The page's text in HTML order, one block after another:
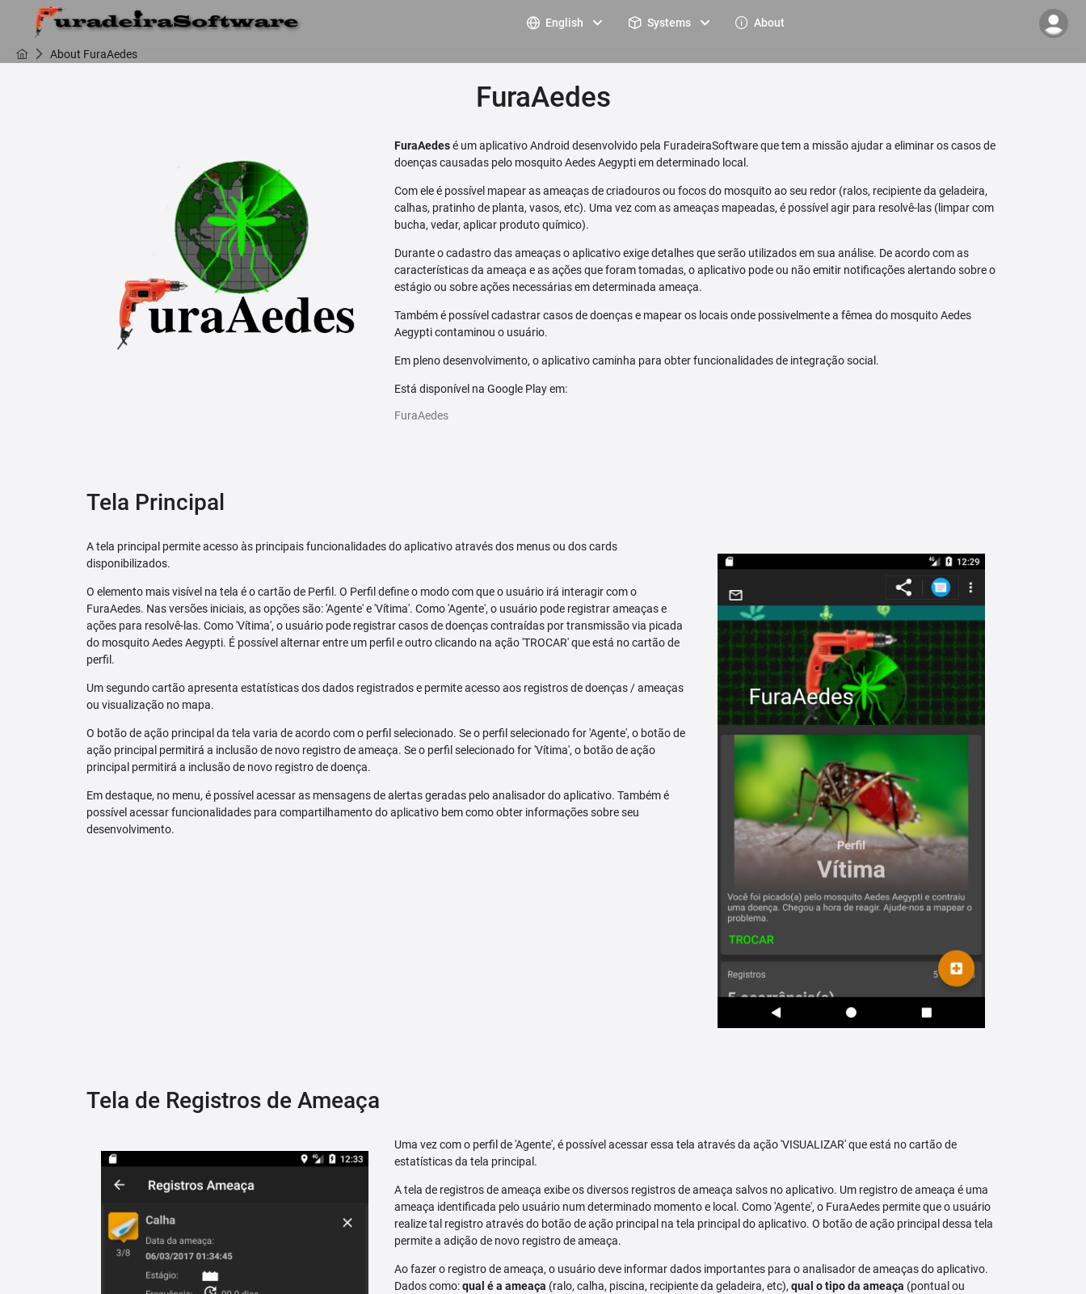
English Systems About
About FuraAedes
FuraAedes
FuraAedesé um aplicativo Android desenvolvido pela FuradeiraSoftware que tem a missão ajudar a eliminar os casos de
doenças causadas pelo mosquito Aedes Aegypti em determinado local.
Com ele é possível mapear as ameaças de criadouros ou focos do mosquito ao seu redor (ralos, recipiente da geladeira,
calhas, pratinho de planta, vasos, etc). Uma vez com as ameaças mapeadas, é possível agir para resolvê-las (limpar com
bucha, vedar, aplicar produto químico).
Durante o cadastro das ameaças o aplicativo exige detalhes que serão utilizados em sua análise. De acordo com as
características da ameaça e as ações que foram tomadas, o aplicativo pode ou não emitir notificações alertando sobre o
estágio ou sobre ações necessárias em determinada ameaça.
Também é possível cadastrar casos de doenças e mapear os locais onde possivelmente a fêmea do mosquito Aedes
Aegypti contaminou o usuário.
Em pleno desenvolvimento, o aplicativo caminha para obter funcionalidades de integração social.
Está disponível na Google Play em:
FuraAedes
Tela Principal
A tela principal permite acesso às principais funcionalidades do aplicativo através dos menus ou dos cards
disponibilizados.
O elemento mais visível na tela é o cartão de Perfil. O Perfil define o modo com que o usuário irá interagir com o
FuraAedes. Nas versões iniciais, as opções são: 'Agente' e 'Vítima'. Como 'Agente', o usuário pode registrar ameaças e
ações para resolvê-las. Como 'Vítima', o usuário pode registrar casos de doenças contraídas por transmissão via picada
do mosquito Aedes Aegypti. É possível alternar entre um perfil e outro clicando na ação 'TROCAR' que está no cartão de
perfil.
Um segundo cartão apresenta estatísticas dos dados registrados e permite acesso aos registros de doenças / ameaças
ou visualização no mapa.
O botão de ação principal da tela varia de acordo com o perfil selecionado. Se o perfil selecionado for 'Agente', o botão de
ação principal permitirá a inclusão de novo registro de ameaça. Se o perfil selecionado for 'Vítima', o botão de ação
principal permitirá a inclusão de novo registro de doença.
Em destaque, no menu, é possível acessar as mensagens de alertas geradas pelo analisador do aplicativo. Também é
possível acessar funcionalidades para compartilhamento do aplicativo bem como obter informações sobre seu
desenvolvimento.
Tela de Registros de Ameaça
Uma vez com o perfil de 'Agente', é possível acessar essa tela através da ação 'VISUALIZAR' que está no cartão de
estatísticas da tela principal.
A tela de registros de ameaça exibe os diversos registros de ameaça salvos no aplicativo. Um registro de ameaça é uma
ameaça identificada pelo usuário num determinado momento e local. Como 'Agente', o FuraAedes permite que o usuário
realize tal registro através do botão de ação principal na tela principal do aplicativo. O botão de ação principal dessa tela
permite a adição de novo registro de ameaça.
Ao fazer o registro de ameaça, o usuário deve informar dados importantes para o analisador de ameaças do aplicativo.
Dados como:qual é a ameaça (ralo, calha, piscina, recipiente da geladeira, etc),qual o tipo da ameaça (pontual ou